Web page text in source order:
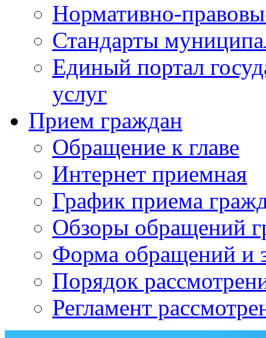
Нормативно-
Стандарты
Единый портал
услуг
Прием граждан
Обращение к главе
Интернет приемная
График приема
Обзоры обращений
Форма обращений и
Порядок
Регламент